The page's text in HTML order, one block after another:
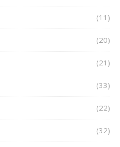
(11)
(20)
(21)
(33)
(22)
(32)